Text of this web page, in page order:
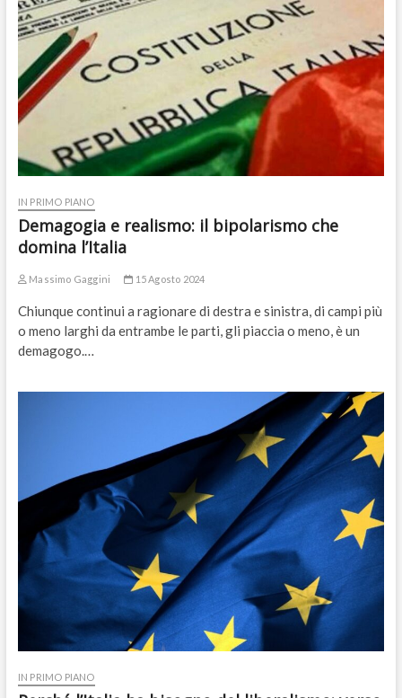
IN PRIMO PIANO
Demagogia e realismo: il bipolarismo che
domina l’Italia
Massimo Gaggini 15 Agosto 2024
Chiunque continui a ragionare di destra e sinistra, di campi più
o meno larghi da entrambe le parti, gli piaccia o meno, è un
demagogo.…
IN PRIMO PIANO